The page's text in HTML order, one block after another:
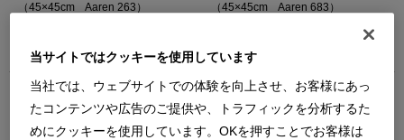
（45×45cm Aaren 263）
在庫：受注発注
（45×45cm Aaren 683）
在庫：受注発注
当サイトではクッキーを使用しています
当社では、ウェブサイトでの体験を向上させ、お客様にあっ
たコンテンツや広告のご提供や、トラフィックを分析するた
めにクッキーを使用しています。OKを押すことでお客様は